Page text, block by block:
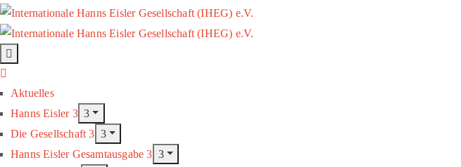
Aktuelles
Hanns Eisler
Die Gesellschaft
Hanns Eisler Gesamtausgabe